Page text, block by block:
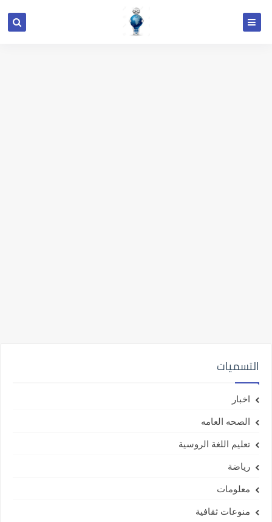
التسميات
اخبار
الصحه العامه
تعليم اللغة الروسية
رياضة
معلومات
منوعات ثقافية